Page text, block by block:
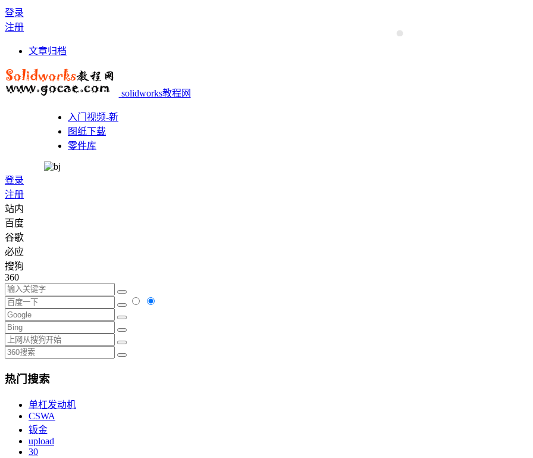
登录
注册
文章归档
solidworks教程网
入门视频-新
图纸下载
零件库
登录
注册
站内
百度
谷歌
必应
搜狗
360
热门搜索
单杠发动机
CSWA
钣金
upload
30